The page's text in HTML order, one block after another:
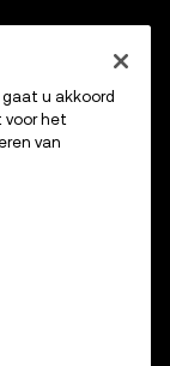
u akkoord
voor het
van